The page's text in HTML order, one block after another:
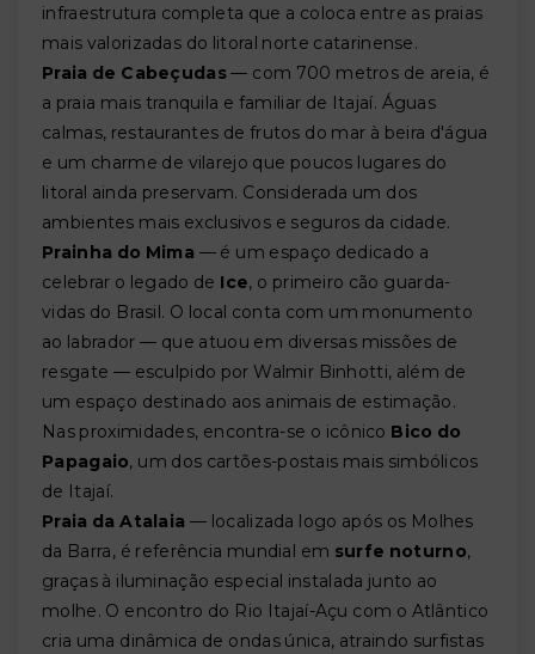
infraestrutura completa que a coloca entre as praias
mais valorizadas do litoral norte catarinense.
Praia de Cabeçudas— com 700 metros de areia, é
a praia mais tranquila e familiar de Itajaí. Águas
calmas, restaurantes de frutos do mar à beira d'água
e um charme de vilarejo que poucos lugares do
litoral ainda preservam. Considerada um dos
ambientes mais exclusivos e seguros da cidade.
Prainha do Mima — é um espaço dedicado a
celebrar o legado de Ice, o primeiro cão guarda-
vidas do Brasil. O local conta com um monumento
ao labrador — que atuou em diversas missões de
resgate — esculpido por Walmir Binhotti, além de
um espaço destinado aos animais de estimação.
Nas proximidades, encontra-se o icônico Bico do
Papagaio, um dos cartões-postais mais simbólicos
de Itajaí.
Praia da Atalaia — localizada logo após os Molhes
da Barra, é referência mundial em surfe noturno,
graças à iluminação especial instalada junto ao
molhe. O encontro do Rio Itajaí-Açu com o Atlântico
cria uma dinâmica de ondas única, atraindo surfistas